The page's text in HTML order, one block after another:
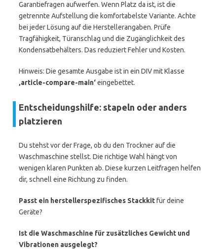
Garantiefragen aufwerfen. Wenn Platz da ist, ist die
getrennte Aufstellung die komfortabelste Variante. Achte
bei jeder Lösung auf die Herstellerangaben. Prüfe
Tragfähigkeit, Türanschlag und die Zugänglichkeit des
Kondensatbehälters. Das reduziert Fehler und Kosten.
Hinweis: Die gesamte Ausgabe ist in ein DIV mit Klasse
‚article-compare-main‘eingebettet.
Entscheidungshilfe: stapeln oder anders
platzieren
Du stehst vor der Frage, ob du den Trockner auf die
Waschmaschine stellst. Die richtige Wahl hängt von
wenigen klaren Punkten ab. Diese kurzen Leitfragen helfen
dir, schnell eine Richtung zu finden.
Passt ein herstellerspezifisches Stackkitfür deine
Geräte?
Ist die Waschmaschine für zusätzliches Gewicht und
Vibrationen ausgelegt?